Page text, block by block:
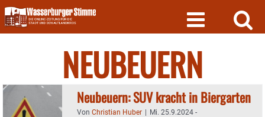
Skip
to
content
NEUBEUERN
Neubeuern: SUV kracht in Biergarten
Von Christian Huber | Mi. 25.9.2024 -